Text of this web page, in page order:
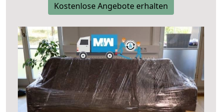
Kostenlose Angebote erhalten